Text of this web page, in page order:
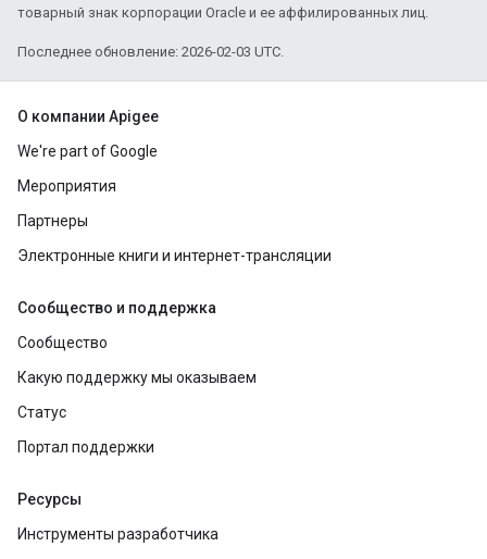
товарный знак корпорации Oracle и ее аффилированных лиц.
Последнее обновление: 2026-02-03 UTC.
О компании Apigee
We're part of Google
Мероприятия
Партнеры
Электронные книги и интернет-трансляции
Сообщество и поддержка
Сообщество
Какую поддержку мы оказываем
Статус
Портал поддержки
Ресурсы
Инструменты разработчика